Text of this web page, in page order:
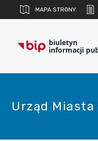
MAPA STRONY
biuletyn
informacji
Urząd Miasta